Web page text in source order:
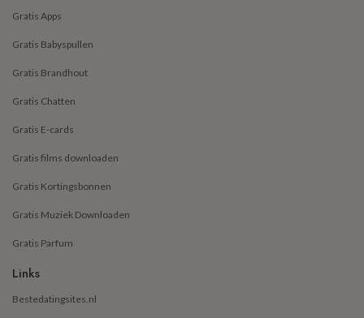
Gratis Apps
Gratis Babyspullen
Gratis Brandhout
Gratis Chatten
Gratis E-cards
Gratis films downloaden
Gratis Kortingsbonnen
Gratis Muziek Downloaden
Gratis Parfum
Links
Bestedatingsites.nl